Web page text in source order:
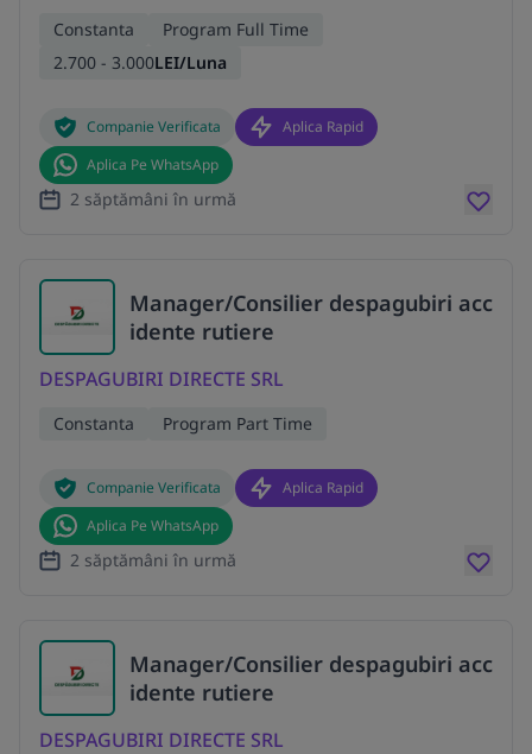
Constanta
Program Full Time
2.700 - 3.000LEI/Luna
Companie Verificata
Aplica Rapid
Aplica Pe WhatsApp
2 săptămâni în urmă
Manager/Consilier despagubiri acc
idente rutiere
DESPAGUBIRI DIRECTE SRL
Constanta Program Part Time
Companie Verificata
Aplica Rapid
Aplica Pe WhatsApp
2 săptămâni în urmă
Manager/Consilier despagubiri acc
idente rutiere
DESPAGUBIRI DIRECTE SRL